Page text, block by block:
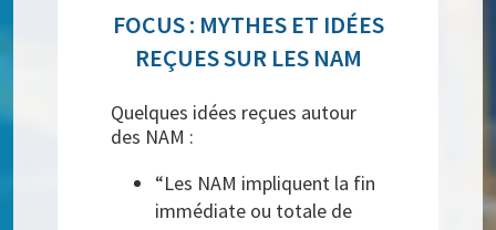
FOCUS : MYTHES ET IDÉES
REÇUES SUR LES NAM
Quelques idées reçues autour
des NAM :
“Les NAM impliquent la fin
immédiate ou totale de